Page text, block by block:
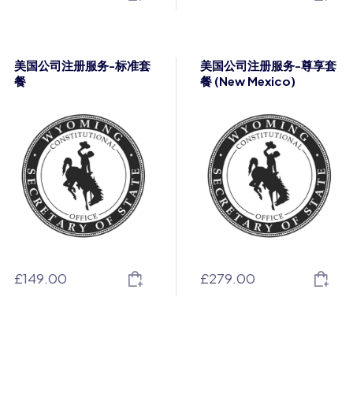
美国公司注册服务-标准套
餐
£149.00
美国公司注册服务-尊享套
餐 (New Mexico)
£279.00